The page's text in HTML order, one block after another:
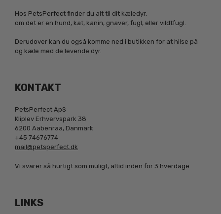
Hos PetsPerfect finder du alt til dit kæledyr,
om det er en hund, kat, kanin, gnaver, fugl, eller vildtfugl.
Derudover kan du også komme ned i butikken for at hilse på
og kæle med de levende dyr.
KONTAKT
PetsPerfect ApS
Kliplev Erhvervspark 38
6200 Aabenraa, Danmark
+45 74676774
mail@petsperfect.dk
Vi svarer så hurtigt som muligt, altid inden for 3 hverdage.
LINKS